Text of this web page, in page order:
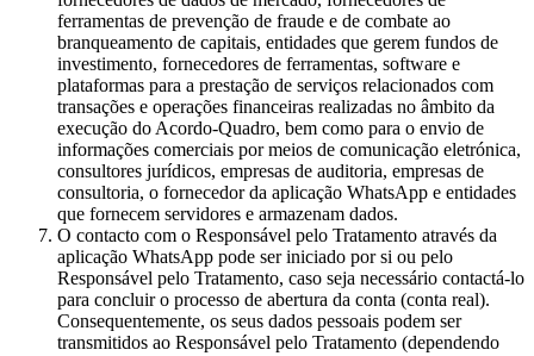
ferramentas de prevenção de fraude e de combate ao
branqueamento de capitais, entidades que gerem fundos de
investimento, fornecedores de ferramentas, software e
plataformas para a prestação de serviços relacionados com
transações e operações financeiras realizadas no âmbito da
execução do Acordo-Quadro, bem como para o envio de
informações comerciais por meios de comunicação eletrónica,
consultores jurídicos, empresas de auditoria, empresas de
consultoria, o fornecedor da aplicação WhatsApp e entidades
que fornecem servidores e armazenam dados.
O contacto com o Responsável pelo Tratamento através da
aplicação WhatsApp pode ser iniciado por si ou pelo
Responsável pelo Tratamento, caso seja necessário contactá-lo
para concluir o processo de abertura da conta (conta real).
Consequentemente, os seus dados pessoais podem ser
transmitidos ao Responsável pelo Tratamento (dependendo